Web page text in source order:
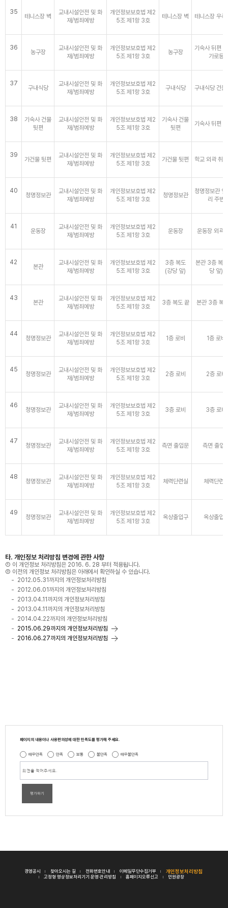
35
테니스장 벽
교내시설안전 및 화
재/범죄예방
개인정보보호법 제2
5조 제1항 3호
테니스장 벽 테니스장 우측
36
농구장
교내시설안전 및 화
재/범죄예방
개인정보보호법 제2
5조 제1항 3호
농구장
기숙사 뒤편
가로등
37
구내식당
교내시설안전 및 화
재/범죄예방
개인정보보호법 제2
5조 제1항 3호
구내식당 구내식당 건물
38
기숙사 건물
뒷편
교내시설안전 및 화
재/범죄예방
개인정보보호법 제2
5조 제1항 3호
기숙사 건물
뒷편
기숙사 뒤편
39
가건물 뒷편
교내시설안전 및 화
재/범죄예방
개인정보보호법 제2
5조 제1항 3호
가건물 뒷편 학교 외곽 취
40
청명정보관
교내시설안전 및 화
재/범죄예방
개인정보보호법 제2
5조 제1항 3호
청명정보관
청명정보관 옆
리 주변
41
운동장
교내시설안전 및 화
재/범죄예방
개인정보보호법 제2
5조 제1항 3호
운동장 운동장 외곽
42
본관
교내시설안전 및 화
재/범죄예방
개인정보보호법 제2
5조 제1항 3호
3층 복도
(강당 앞)
본관 3층 복
당 앞)
43
본관
교내시설안전 및 화
재/범죄예방
개인정보보호법 제2
5조 제1항 3호
3층 복도 끝 본관 3층 복
44
청명정보관
교내시설안전 및 화
재/범죄예방
개인정보보호법 제2
5조 제1항 3호
1층 로비 1층 로비
45
청명정보관
교내시설안전 및 화
재/범죄예방
개인정보보호법 제2
5조 제1항 3호
2층 로비 2층 로비
46
청명정보관
교내시설안전 및 화
재/범죄예방
개인정보보호법 제2
5조 제1항 3호
3층 로비 3층 로비
47
청명정보관
교내시설안전 및 화
재/범죄예방
개인정보보호법 제2
5조 제1항 3호
측면 출입문 측면 출입
48
청명정보관
교내시설안전 및 화
재/범죄예방
개인정보보호법 제2
5조 제1항 3호
체력단련실 체력단련
49
청명정보관
교내시설안전 및 화
재/범죄예방
개인정보보호법 제2
5조 제1항 3호
옥상출입구 옥상출입
타. 개인정보 처리방침 변경에 관한 사항
① 이 개인정보 처리방침은 2016. 6. 28 부터 적용됩니다.
② 이전의 개인정보 처리방침은 아래에서 확인하실 수 있습니다.
2012.05.31까지의 개인정보처리방침
2012.06.01까지의 개인정보처리방침
2013.04.11까지의 개인정보처리방침
2013.04.11까지의 개인정보처리방침
2014.04.22까지의 개인정보처리방침
2015.06.29까지의 개인정보처리방침
2016.06.27까지의 개인정보처리방침
페이지의 내용이나 사용편의성에 대한 만족도를 평가해 주세요.
매우만족 만족 보통 불만족 매우불만족
평가하기
경영공시 찾아오시는 길 전화번호안내 이메일무단수집거부 개인정보처리방침
고정형 영상정보처리기기 운영·관리방침 홈페이지오류신고 민원광장